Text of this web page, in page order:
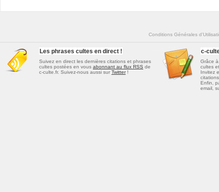
Conditions Générales
Les phrases cultes en direct !
Suivez en direct les dernières citations et phrases
cultes postées en vous abonnant au flux RSS de
c-culte.fr. Suivez-nous aussi sur Twitter!
c-
Grâce
cultes
Invitez
citations
Enfin,
email,